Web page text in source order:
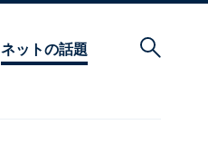
ネットの話題